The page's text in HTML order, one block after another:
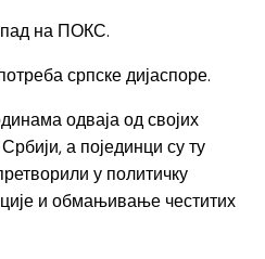
на ПОКС.
српске дијаспоре.
одваја од својих
а појединци су ту
у политичку
и обмањивање честитих